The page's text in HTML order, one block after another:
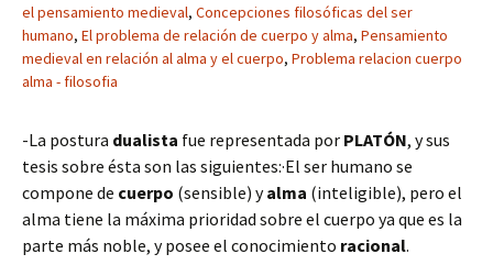
el pensamiento medieval, Concepciones filosóficas del ser
humano, El problema de relación de cuerpo y alma, Pensamiento
medieval en relación al alma y el cuerpo, Problema relacion cuerpo
alma - filosofia
-La postura dualista fue representada por PLATÓN, y sus
tesis sobre ésta son las siguientes:·El ser humano se
compone de cuerpo (sensible) yalma (inteligible), pero el
alma tiene la máxima prioridad sobre el cuerpo ya que es la
parte más noble, y posee el conocimiento racional.